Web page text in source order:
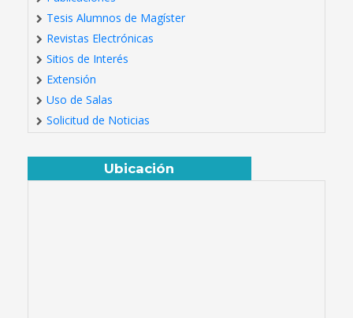
Tesis Alumnos de Magíster
Revistas Electrónicas
Sitios de Interés
Extensión
Uso de Salas
Solicitud de Noticias
Ubicación